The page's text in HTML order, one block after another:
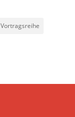
Vortragsreihe